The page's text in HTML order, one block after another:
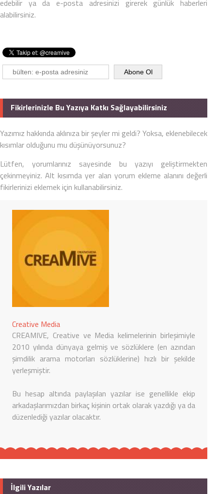
edebilir ya da e-posta adresinizi girerek günlük haberleri
alabilirsiniz.
Fikirlerinizle Bu Yazıya Katkı Sağlayabilirsiniz
Yazımız hakkında aklınıza bir şeyler mi geldi? Yoksa, eklenebilecek
kısımlar olduğunu mu düşünüyorsunuz?
Lütfen, yorumlarınız sayesinde bu yazıyı geliştirmekten
çekinmeyiniz. Alt kısımda yer alan yorum ekleme alanını değerli
fikirlerinizi eklemek için kullanabilirsiniz.
Creative Media
CREAMIVE, Creative ve Media kelimelerinin birleşimiyle
2010 yılında dünyaya gelmiş ve sözlüklere (en azından
şimdilik arama motorları sözlüklerine) hızlı bir şekilde
yerleşmiştir.
Bu hesap altında paylaşılan yazılar ise genellikle ekip
arkadaşlarımızdan birkaç kişinin ortak olarak yazdığı ya da
düzenlediği yazılar olacaktır.
İlgili Yazılar